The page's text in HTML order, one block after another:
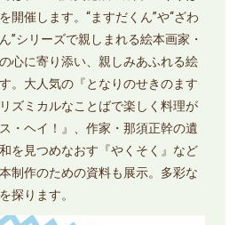
開催します。“ますだくん”や“ざわ
”シリーズで親しまれる絵本画家・
心に寄り添い、親しみあふれる絵
。大人気の『となりのせきのます
ズミカルなことばで楽しく料理が
・ヘイ！』、作家・那須正幹の遺
を見つめなおす『やくそく』など
制作のための資料も展示。多彩な
探ります。